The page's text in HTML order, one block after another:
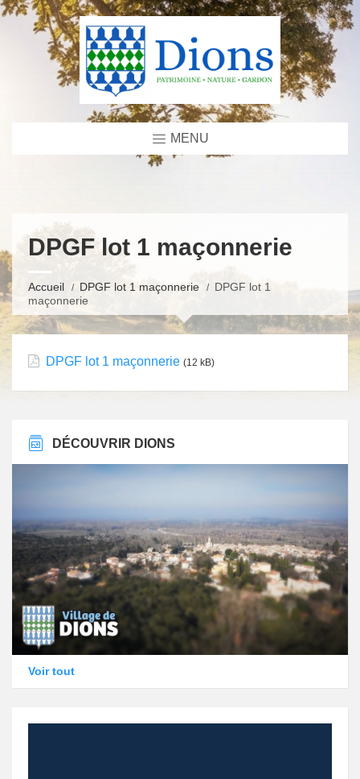
MENU
DPGF lot 1 maçonnerie
Accueil DPGF lot 1 maçonnerie
DPGF lot 1
maçonnerie
DPGF lot 1 maçonnerie (12 kB)
DÉCOUVRIR DIONS
Voir tout